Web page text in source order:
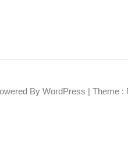
By WordPress | Theme :